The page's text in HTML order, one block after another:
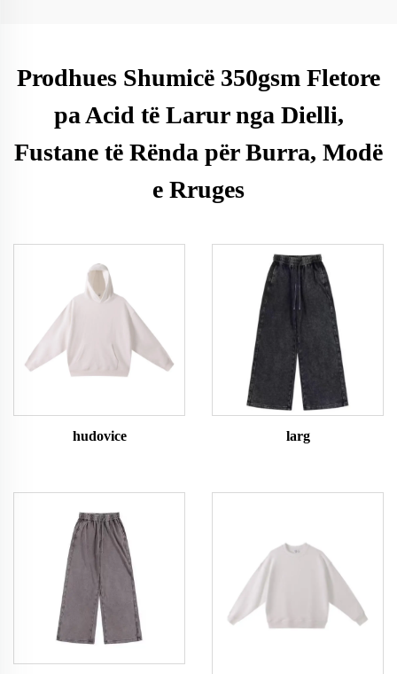
Prodhues Shumicë 350gsm Fletore
pa Acid të Larur nga Dielli,
Fustane të Rënda për Burra, Modë
e Rruges
hudovice larg